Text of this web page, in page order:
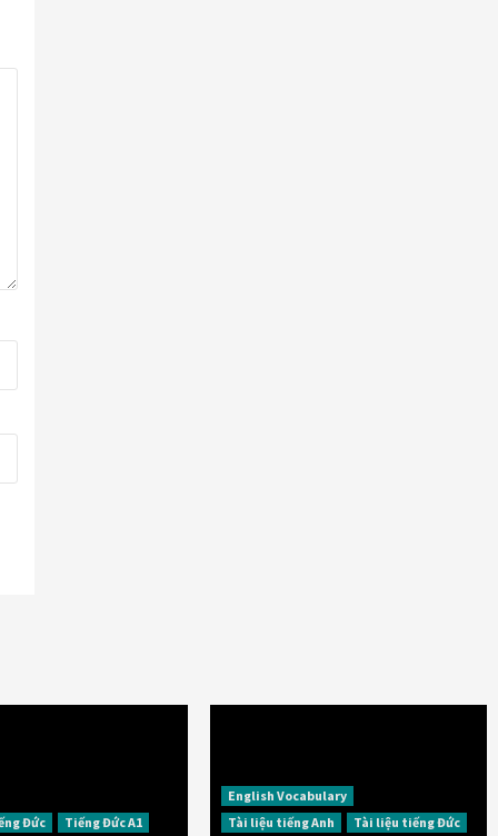
Đức Tiếng Đức A1
English Vocabulary
Tài liệu tiếng Anh
Tài liệu tiếng Đức